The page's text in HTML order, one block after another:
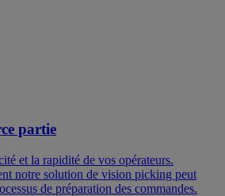
partie
et la rapidité de vos opérateurs.
notre solution de vision picking peut
de préparation des commandes.